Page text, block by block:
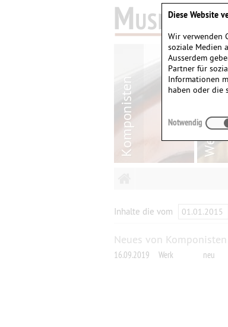
Inhalte die vom
Neues von
16.09.2019 Werk neu
Diese Website
Wir verwenden
soziale Medien
Ausserdem
Partner für
Informationen
haben oder die
Notwendig